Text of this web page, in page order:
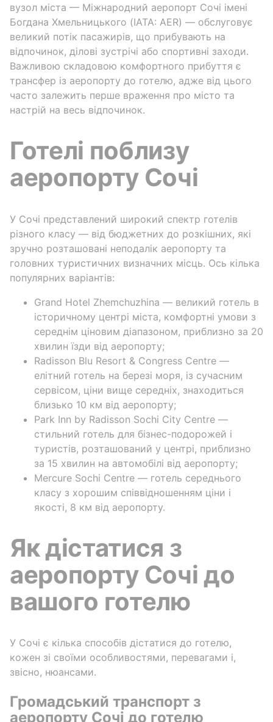
вузол міста — Міжнародний аеропорт Сочі імені
Богдана Хмельницького (IATA: AER) — обслуговує
великий потік пасажирів, що прибувають на
відпочинок, ділові зустрічі або спортивні заходи.
Важливою складовою комфортного прибуття є
трансфер із аеропорту до готелю, адже від цього
часто залежить перше враження про місто та
настрій на весь відпочинок.
Готелі поблизу
аеропорту Сочі
У Сочі представлений широкий спектр готелів
різного класу — від бюджетних до розкішних, які
зручно розташовані неподалік аеропорту та
головних туристичних визначних місць. Ось кілька
популярних варіантів:
Grand Hotel Zhemchuzhina — великий готель в
історичному центрі міста, комфортні умови з
середнім ціновим діапазоном, приблизно за 20
хвилин їзди від аеропорту;
Radisson Blu Resort & Congress Centre —
елітний готель на березі моря, із сучасним
сервісом, ціни вище середніх, знаходиться
близько 10 км від аеропорту;
Park Inn by Radisson Sochi City Centre —
стильний готель для бізнес-подорожей і
туристів, розташований у центрі, приблизно
за 15 хвилин на автомобілі від аеропорту;
Mercure Sochi Centre — готель середнього
класу з хорошим співвідношенням ціни і
якості, 8 км від аеропорту.
Як дістатися з
аеропорту Сочі до
вашого готелю
У Сочі є кілька способів дістатися до готелю,
кожен зі своїми особливостями, перевагами і,
звісно, нюансами.
Громадський транспорт з
аеропорту Сочі до готелю